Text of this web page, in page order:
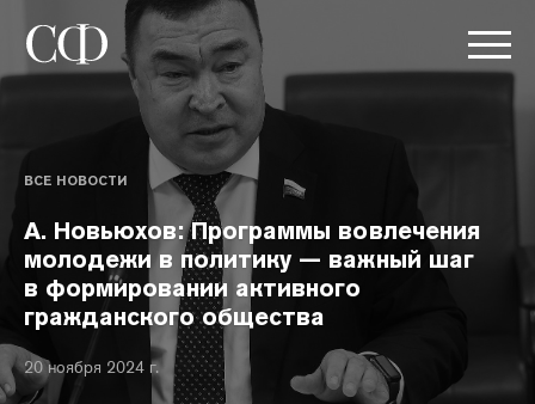
ВСЕ НОВОСТИ
А. Новьюхов: Программы вовлечения
молодежи в политику — важный шаг
в формировании активного
гражданского общества
20 ноября 2024 г.